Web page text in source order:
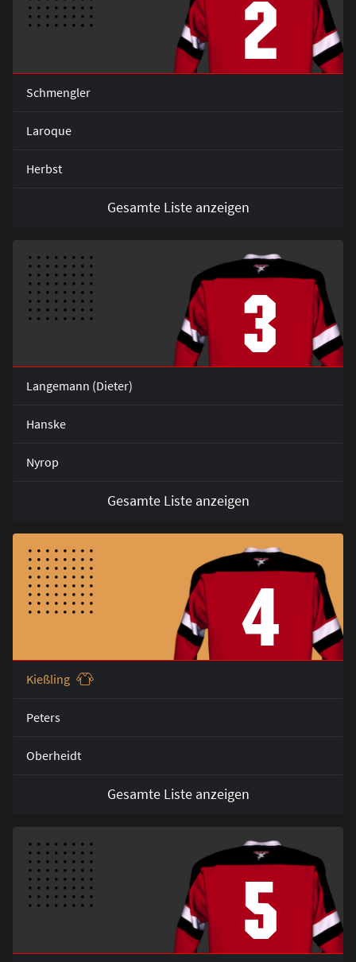
2
Schmengler
Laroque
Herbst
Gesamte Liste anzeigen
3
Langemann (Dieter)
Hanske
Nyrop
Gesamte Liste anzeigen
4
Kießling
Peters
Oberheidt
Gesamte Liste anzeigen
5